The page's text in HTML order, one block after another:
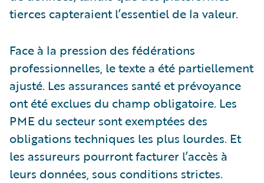
tierces capteraient l’essentiel de la valeur.
Face à la pression des fédérations
professionnelles, le texte a été partiellement
ajusté. Les assurances santé et prévoyance
ont été exclues du champ obligatoire. Les
PME du secteur sont exemptées des
obligations techniques les plus lourdes. Et
les assureurs pourront facturer l’accès à
leurs données, sous conditions strictes.